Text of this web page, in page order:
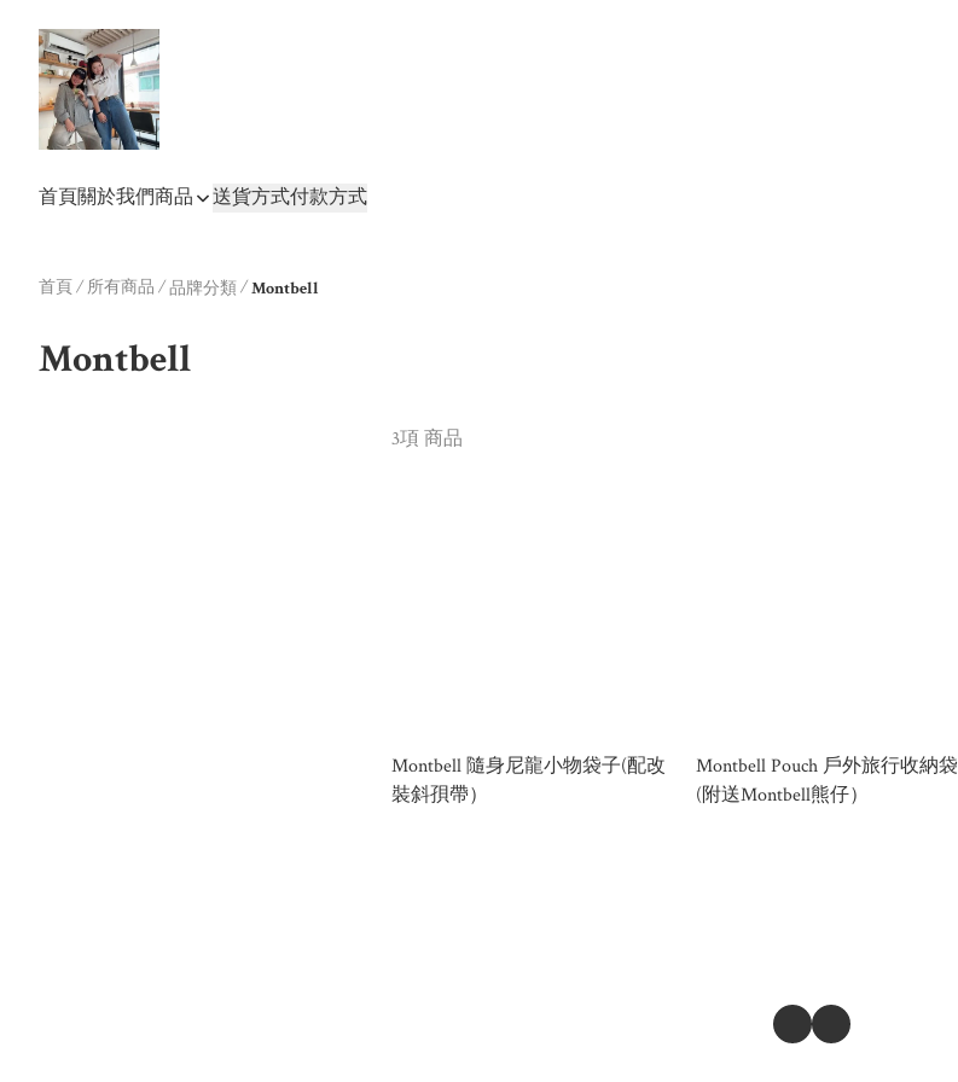
首頁關於我們商品 送貨方式付款方式
首頁/ 所有商品 /品牌分類/Montbell
Montbell
3項 商品
Montbell 隨身尼龍小物袋子(配改
裝斜孭帶）
Montbell Pouch 戶外旅行收納袋
(附送Montbell熊仔）